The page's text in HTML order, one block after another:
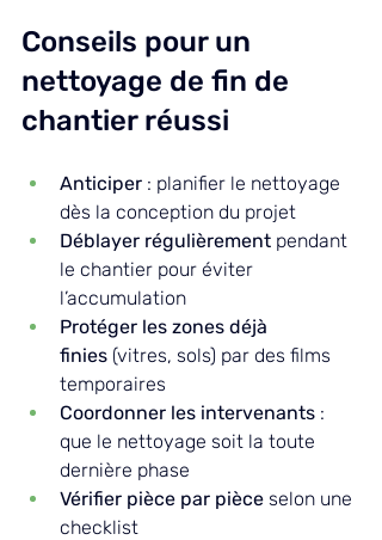
Conseils pour un
nettoyage de fin de
chantier réussi
Anticiper : planifier le nettoyage
dès la conception du projet
Déblayer régulièrement pendant
le chantier pour éviter
l’accumulation
Protéger les zones déjà
finies (vitres, sols) par des films
temporaires
Coordonner les intervenants :
que le nettoyage soit la toute
dernière phase
Vérifier pièce par pièce selon une
checklist